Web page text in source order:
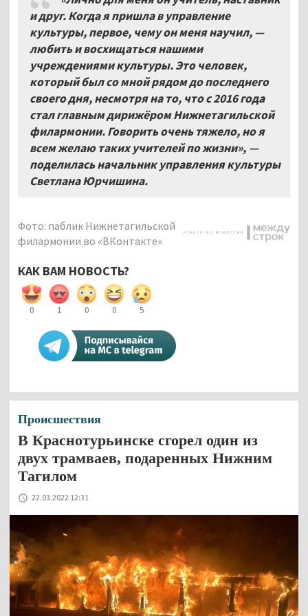
и друг. Когда я пришла в управление
культуры, первое, чему он меня научил, —
любить и восхищаться нашими
учреждениями культуры. Это человек,
который был со мной рядом до последнего
своего дня, несмотря на то, что с 2016 года
стал главным дирижёром Нижнетагильской
филармонии. Говорить очень тяжело, но я
всем желаю таких учителей по жизни», —
поделилась начальник управления культуры
Светлана Юрчишина.
Фото: паблик Нижнетагильской
филармонии во «ВКонтакте»
КАК ВАМ НОВОСТЬ?
0 1 0 0 5
Происшествия
В Краснотурьинске сгорел один из
двух трамваев, подаренных Нижним
Тагилом
22.03.2022 12:31